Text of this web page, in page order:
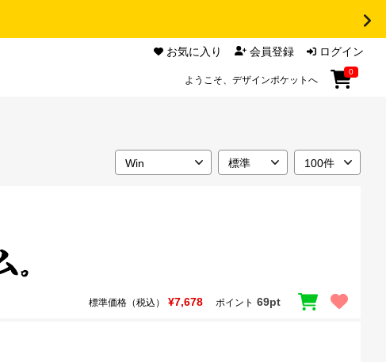
お気に入り 会員登録 ログイン
ようこそ、デザインポケットへ
0
標準価格（税込） ¥7,678 ポイント 69pt